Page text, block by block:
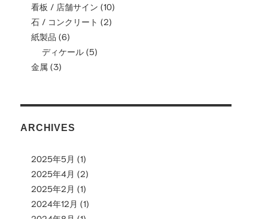
看板 / 店舗サイン (10)
石 / コンクリート (2)
紙製品 (6)
ディケール (5)
金属 (3)
ARCHIVES
2025年5月 (1)
2025年4月 (2)
2025年2月 (1)
2024年12月 (1)